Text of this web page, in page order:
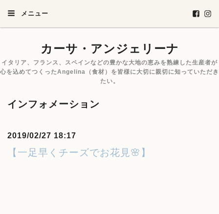
メニュー
カーサ・アンジェリーナ
イタリア、フランス、スペインなどの豊かな大地の恵みを熟練した生産者が
心を込めてつくったAngelina（食材）を皆様に大切に親切に知っていただき
たい。
インフォメーション
2019/02/27 18:17
【一足早くチーズでお花見🌸】